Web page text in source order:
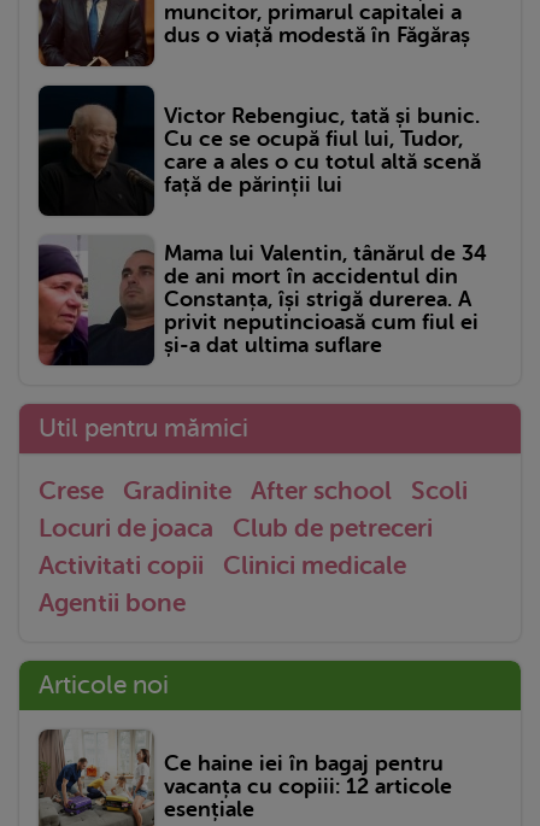
muncitor, primarul capitalei a
dus o viață modestă în Făgăraș
Victor Rebengiuc, tată și bunic.
Cu ce se ocupă fiul lui, Tudor,
care a ales o cu totul altă scenă
față de părinții lui
Mama lui Valentin, tânărul de 34
de ani mort în accidentul din
Constanța, își strigă durerea. A
privit neputincioasă cum fiul ei
și-a dat ultima suflare
Util pentru mămici
Crese Gradinite After school
Scoli
Locuri de joaca
Club de petreceri
Activitati copii
Clinici medicale
Agentii bone
Articole noi
Ce haine iei în bagaj pentru
vacanța cu copiii: 12 articole
esențiale